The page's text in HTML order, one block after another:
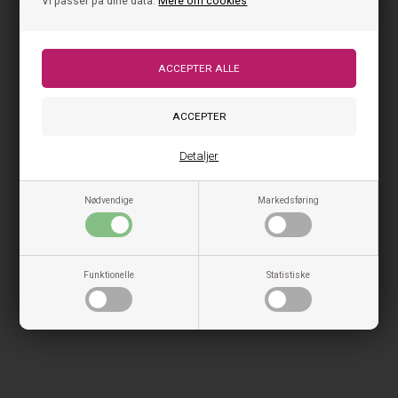
Nødvendige Markedsføring
Funktionelle Statistiske
Detaljer